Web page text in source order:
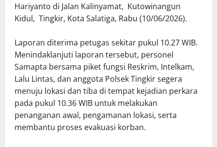
Hariyanto di Jalan Kalinyamat, Kutowinangun
Kidul, Tingkir, Kota Salatiga, Rabu (10/06/2026).
Laporan diterima petugas sekitar pukul 10.27 WIB.
Menindaklanjuti laporan tersebut, personel
Samapta bersama piket fungsi Reskrim, Intelkam,
Lalu Lintas, dan anggota Polsek Tingkir segera
menuju lokasi dan tiba di tempat kejadian perkara
pada pukul 10.36 WIB untuk melakukan
penanganan awal, pengamanan lokasi, serta
membantu proses evakuasi korban.